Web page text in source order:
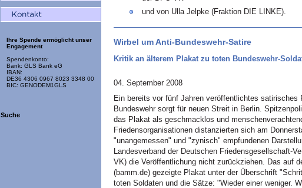
Ihre Spende ermöglicht unser
Engagement
Spendenkonto:
Bank: GLS Bank eG
IBAN:
DE36 4306 0967 8023 3348 00
BIC: GENODEM1GLS
Suche
und von Ulla Jelpke (Fraktion DIE LINKE).
Wirbel um Anti-Bundeswehr-Satire
Kritik an älterem Plakat zu toten Bundeswehr-
04. September 2008
Ein bereits vor fünf Jahren veröffentlichtes satirisches
Bundeswehr sorgt für neuen Streit in Berlin.
das Plakat als geschmacklos und
Friedensorganisationen distanzierten sich am
"unangemessen" und "zynisch" empfundenen
Landesverband der Deutschen Friedensgesellschaft-
VK) die Veröffentlichung nicht zurückziehen. Das auf
(bamm.de) gezeigte Plakat unter der Überschrift
toten Soldaten und die Sätze: "Wieder einer weniger.